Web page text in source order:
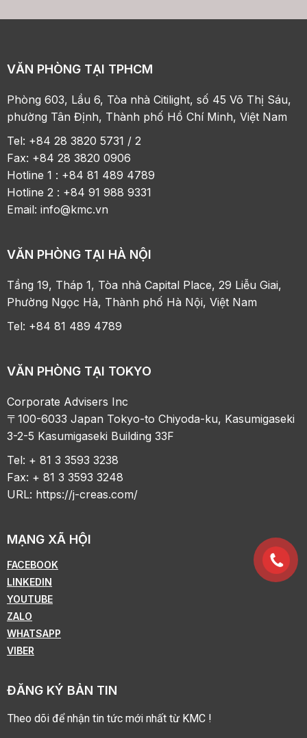
VĂN PHÒNG TẠI TPHCM
Phòng 603, Lầu 6, Tòa nhà Citilight, số 45 Võ Thị Sáu,
phường Tân Định, Thành phố Hồ Chí Minh, Việt Nam
Tel: +84 28 3820 5731 / 2
Fax: +84 28 3820 0906
Hotline 1 : +84 81 489 4789
Hotline 2 : +84 91 988 9331
Email:info@kmc.vn
VĂN PHÒNG TẠI HÀ NỘI
Tầng 19, Tháp 1, Tòa nhà Capital Place, 29 Liễu Giai,
Phường Ngọc Hà, Thành phố Hà Nội, Việt Nam
Tel: +84 81 489 4789
VĂN PHÒNG TẠI TOKYO
Corporate Advisers Inc
〒100-6033 Japan Tokyo-to Chiyoda-ku, Kasumigaseki
3-2-5 Kasumigaseki Building 33F
Tel: + 81 3 3593 3238
Fax: + 81 3 3593 3248
URL: https://j-creas.com/
MẠNG XÃ HỘI
FACEBOOK
LINKEDIN
YOUTUBE
ZALO
WHATSAPP
VIBER
ĐĂNG KÝ BẢN TIN
Theo dõi để nhận tin tức mới nhất từ KMC !